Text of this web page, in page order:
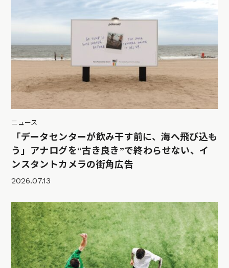
ニュース
「データセンターが飲み干す前に、海へ飛び込も
う」アナログを“古き良き”で終わらせない、イ
ンスタントカメラの街角広告
2026.07.13